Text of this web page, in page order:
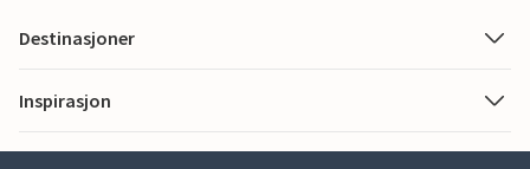
Destinasjoner
Inspirasjon